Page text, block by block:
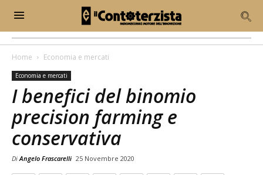
Home Economia e mercati
Economia e mercati
I benefici del binomio
precision farming e
conservativa
DiAngelo Frascarelli 25 Novembre 2020